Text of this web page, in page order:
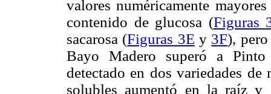
valores numéricamente
contenido de glucosa (Figuras
sacarosa (Figuras 3E y 3F),
Bayo Madero superó a
detectado en dos variedades
solubles aumentó en la raíz y